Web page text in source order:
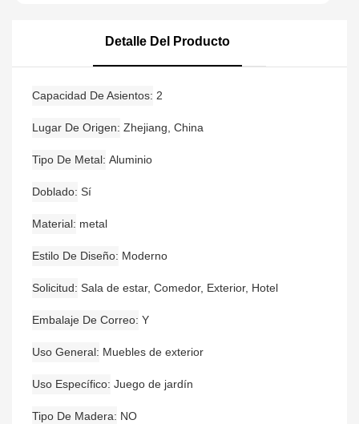
Esquinero Moderno De
Esquineros De Jardín
Tejidos A Mano
Detalle Del Producto
Capacidad De Asientos 2
Lugar De Origen Zhejiang, China
Tipo De Metal Aluminio
Doblado Sí
Material metal
Estilo De Diseño Moderno
Solicitud Sala de estar, Comedor, Exterior, Hotel
Embalaje De Correo Y
Uso General Muebles de exterior
Uso Específico Juego de jardín
Tipo De Madera NO